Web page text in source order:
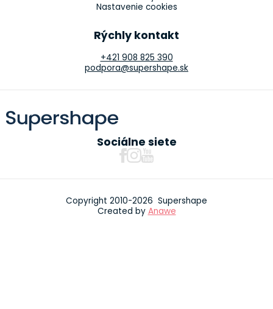
Nastavenie cookies
Rýchly kontakt
+421 908 825 390
podpora@supershape.sk
Sociálne siete
Copyright 2010-2026 Supershape
Created by Anawe